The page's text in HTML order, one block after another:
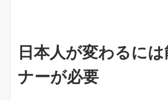
日本人が変わるに
ナーが必要